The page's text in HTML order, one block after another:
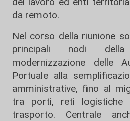
da remoto.
Nel corso della riunione
principali nodi
modernizzazione delle
Portuale alla
amministrative, fino al
tra porti, reti logistiche
trasporto. Centrale